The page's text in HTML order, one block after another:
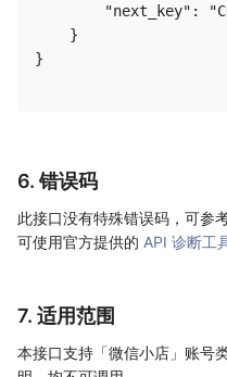
"next_key":
    }
}
6. 错误码
此接口没有特殊错误码，可参
可使用官方提供的 API 诊断工
7. 适用范围
本接口支持「微信小店」账号